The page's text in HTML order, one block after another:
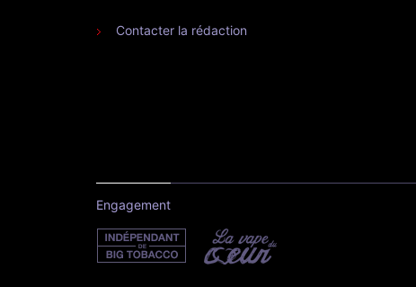
Contacter la rédaction
Engagement